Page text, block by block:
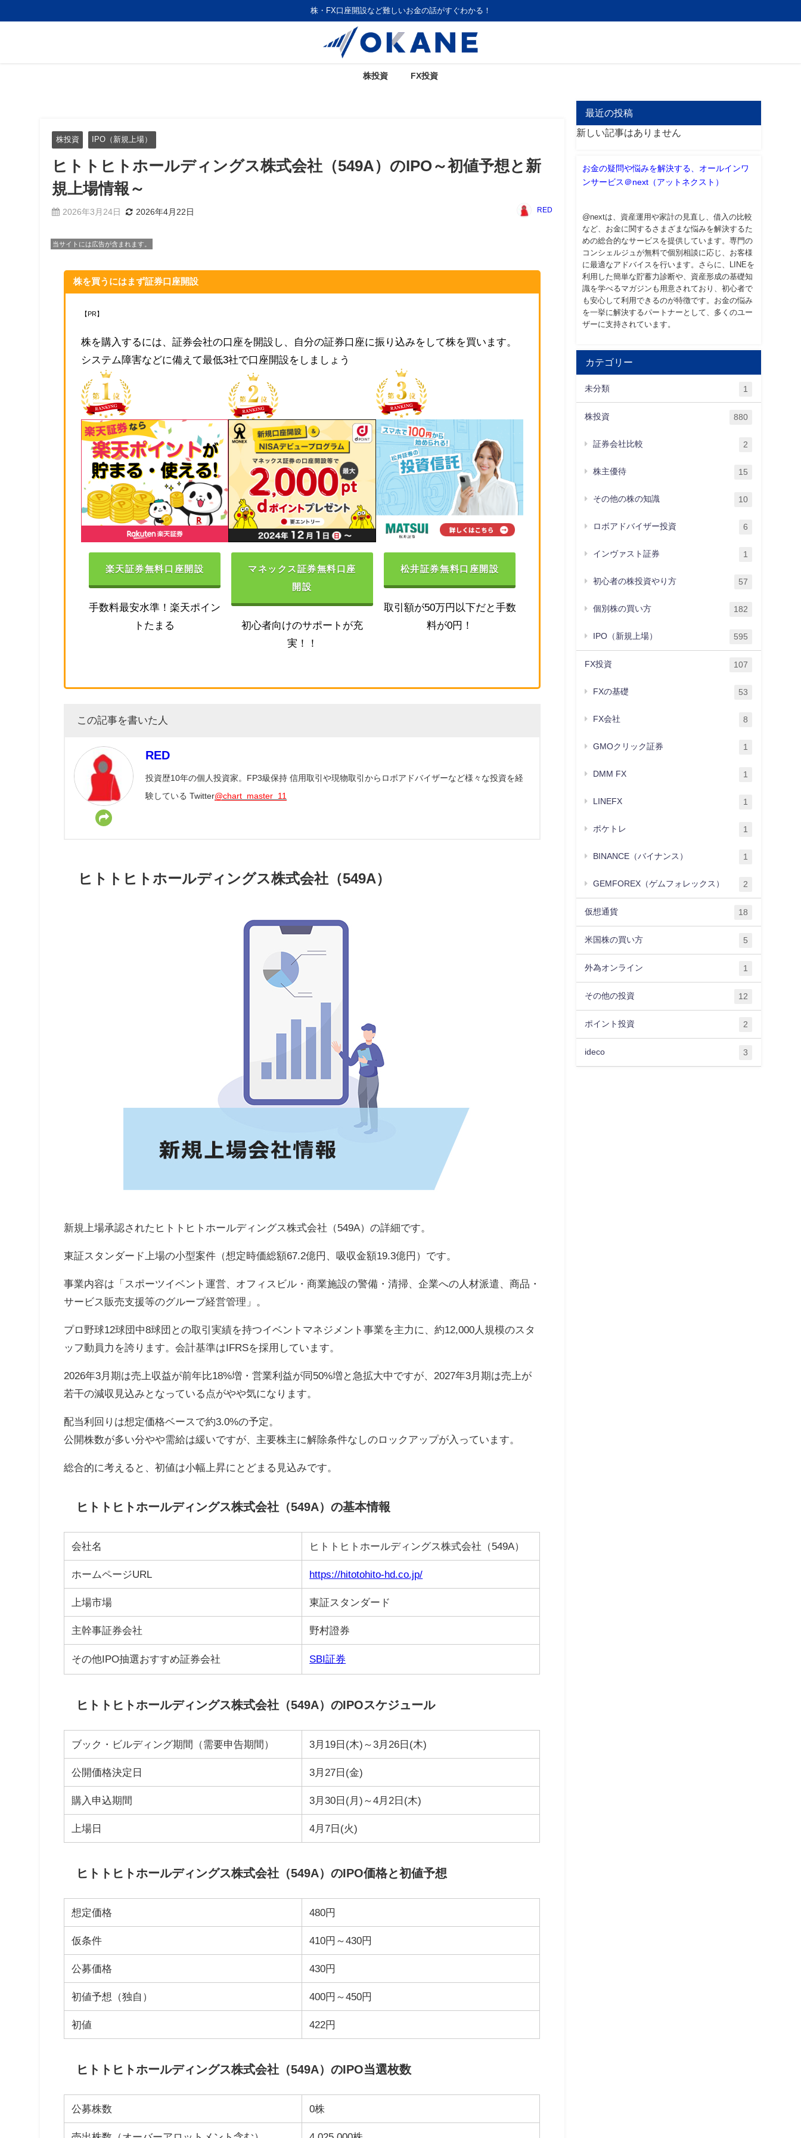
株・FX口座開設など難しいお金の話がすぐわかる！
株投資 FX投資
株投資 IPO（新規上場）
ヒトトヒトホールディングス株式会社（549A）のIPO～初値予想と新
規上場情報～
2026年3月24日 2026年4月22日 RED
当サイトには広告が含まれます。
株を買うにはまず証券口座開設
【PR】
株を購入するには、証券会社の口座を開設し、自分の証券口座に振り込みをして株を買います。
システム障害などに備えて最低3社で口座開設をしましょう
楽天証券無料口座開設
手数料最安水準！楽天ポイン
トたまる
マネックス証券無料口座
開設
初心者向けのサポートが充
実！！
松井証券無料口座開設
取引額が50万円以下だと手数
料が0円！
この記事を書いた人
RED
投資歴10年の個人投資家。FP3級保持 信用取引や現物取引からロボアドバイザーなど様々な投資を経
験している Twitter@chart_master_11
ヒトトヒトホールディングス株式会社（549A）
新規上場承認されたヒトトヒトホールディングス株式会社（549A）の詳細です。
東証スタンダード上場の小型案件（想定時価総額67.2億円、吸収金額19.3億円）です。
事業内容は「スポーツイベント運営、オフィスビル・商業施設の警備・清掃、企業への人材派遣、商品・
サービス販売支援等のグループ経営管理」。
プロ野球12球団中8球団との取引実績を持つイベントマネジメント事業を主力に、約12,000人規模のスタ
ッフ動員力を誇ります。会計基準はIFRSを採用しています。
2026年3月期は売上収益が前年比18%増・営業利益が同50%増と急拡大中ですが、2027年3月期は売上が
若干の減収見込みとなっている点がやや気になります。
配当利回りは想定価格ベースで約3.0%の予定。
公開株数が多い分やや需給は緩いですが、主要株主に解除条件なしのロックアップが入っています。
総合的に考えると、初値は小幅上昇にとどまる見込みです。
ヒトトヒトホールディングス株式会社（549A）の基本情報
会社名 ヒトトヒトホールディングス株式会社（549A）
ホームページURL https://hitotohito-hd.co.jp/
上場市場 東証スタンダード
主幹事証券会社 野村證券
その他IPO抽選おすすめ証券会社 SBI証券
ヒトトヒトホールディングス株式会社（549A）のIPOスケジュール
ブック・ビルディング期間（需要申告期間） 3月19日(木)～3月26日(木)
公開価格決定日 3月27日(金)
購入申込期間 3月30日(月)～4月2日(木)
上場日 4月7日(火)
ヒトトヒトホールディングス株式会社（549A）のIPO価格と初値予想
想定価格 480円
仮条件 410円～430円
公募価格 430円
初値予想（独自） 400円～450円
初値 422円
ヒトトヒトホールディングス株式会社（549A）のIPO当選枚数
公募株数 0株
最近の投稿
新しい記事はありません
お金の疑問や悩みを解決する、オールインワ
ンサービス＠next（アットネクスト）
@nextは、資産運用や家計の見直し、借入の比較
など、お金に関するさまざまな悩みを解決するた
めの総合的なサービスを提供しています。専門の
コンシェルジュが無料で個別相談に応じ、お客様
に最適なアドバイスを行います。さらに、LINEを
利用した簡単な貯蓄力診断や、資産形成の基礎知
識を学べるマガジンも用意されており、初心者で
も安心して利用できるのが特徴です。お金の悩み
を一挙に解決するパートナーとして、多くのユー
ザーに支持されています。
カテゴリー
未分類 1
株投資 880
証券会社比較 2
株主優待 15
その他の株の知識 10
ロボアドバイザー投資 6
インヴァスト証券 1
初心者の株投資やり方 57
個別株の買い方 182
IPO（新規上場） 595
FX投資 107
FXの基礎 53
FX会社 8
GMOクリック証券 1
DMM FX 1
LINEFX 1
ポケトレ 1
BINANCE（バイナンス） 1
GEMFOREX（ゲムフォレックス） 2
仮想通貨 18
米国株の買い方 5
外為オンライン 1
その他の投資 12
ポイント投資 2
ideco 3